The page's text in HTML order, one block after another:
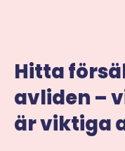
Hitta
avliden –
är viktiga